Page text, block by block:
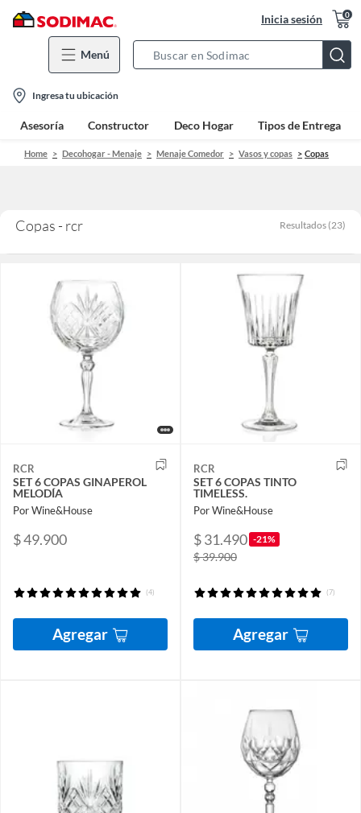
Inicia sesión 0
Menú
Bar
location-
icon
Ingresa tu ubicación
Asesoría Constructor Deco Hogar Tipos de Entrega
Home Decohogar - Menaje Menaje Comedor Vasos y copas Copas
Copas - rcr Resultados (23)
RCR
SET 6 COPAS GINAPEROL
MELODÍA
Por Wine&House
$ 49.900
(4)
Agregar
RCR
SET 6 COPAS TINTO
TIMELESS.
Por Wine&House
$ 31.490 -21%
$ 39.900
(7)
Agregar